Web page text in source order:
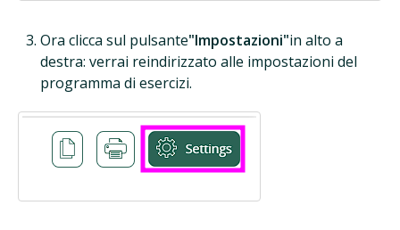
Ora clicca sul pulsante"Impostazioni"in alto a
destra: verrai reindirizzato alle impostazioni del
programma di esercizi.